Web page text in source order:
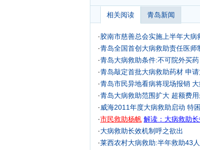
相关阅读 青岛新闻
·胶南市慈善总会实施上半年大病
·青岛全国首创大病救助责任医
·青岛大病救助条件:不可院外买
·青岛敲定首批大病救助药材 申
·青岛市民异地看病将现场报销
·青岛大病救助范围扩大 超额费
· 威海2011年度大病救助启动 特
·市民救助杨帆 解读：大病救助
·大病救助长效机制呼之欲出
·莱西农村大病救助:半年救助43